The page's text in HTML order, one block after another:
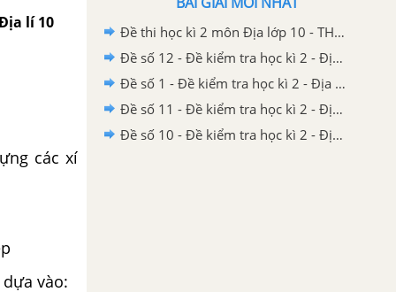
lí 10
các xí
vào:
Đề thi học kì 2 môn Địa lớp 10 - THPT Lương Ngọc Quyến. Năm học 2020 - 2021
Đề số 12 - Đề kiểm tra học kì 2 - Địa lí 10
Đề số 1 - Đề kiểm tra học kì 2 - Địa lí 10
Đề số 11 - Đề kiểm tra học kì 2 - Địa lí 10
Đề số 10 - Đề kiểm tra học kì 2 - Địa lí 10